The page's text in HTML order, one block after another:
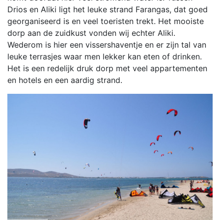
Drios en Aliki ligt het leuke strand Farangas, dat goed
georganiseerd is en veel toeristen trekt. Het mooiste
dorp aan de zuidkust vonden wij echter Aliki.
Wederom is hier een vissershaventje en er zijn tal van
leuke terrasjes waar men lekker kan eten of drinken.
Het is een redelijk druk dorp met veel appartementen
en hotels en een aardig strand.